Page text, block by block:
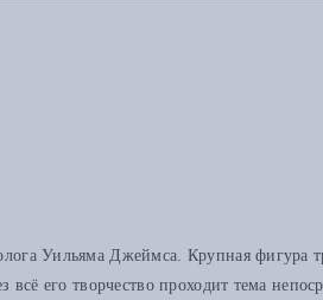
Уильяма Джеймса. Крупная фигура
его творчество проходит тема